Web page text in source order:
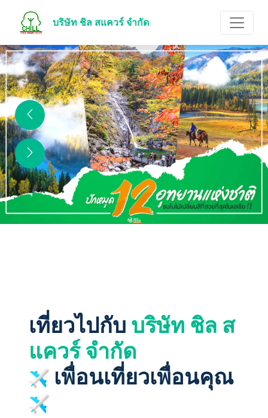
บริษัท ชิล สแควร์ จำกัด
เที่ยวไปกับ บริษัท ชิล ส
แควร์ จำกัด
เพื่อนเที่ยวเพื่อนคุณ